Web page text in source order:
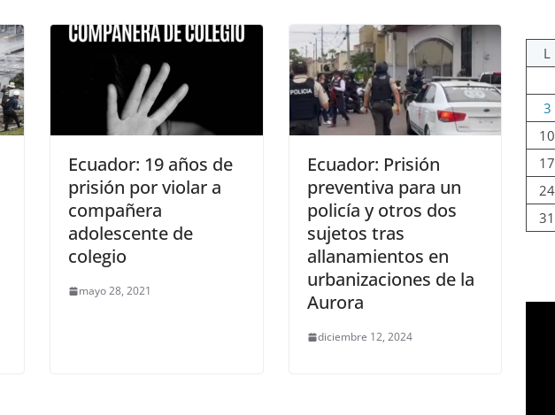
Ecuador: 19 años de
prisión por violar a
compañera
adolescente de
colegio
mayo 28, 2021
Ecuador: Prisión
preventiva para un
policía y otros dos
sujetos tras
allanamientos en
urbanizaciones de la
Aurora
diciembre 12, 2024
L
3
10
17
24
31